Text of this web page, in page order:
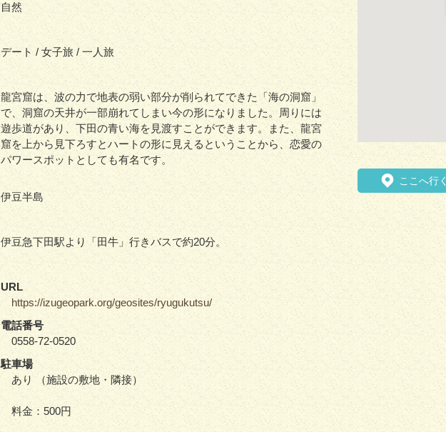
自然
デート / 女子旅 / 一人旅
龍宮窟は、波の力で地表の弱い部分が削られてできた「海の洞窟」
で、洞窟の天井が一部崩れてしまい今の形になりました。周りには
遊歩道があり、下田の青い海を見渡すことができます。また、龍宮
窟を上から見下ろすとハートの形に見えるということから、恋愛の
パワースポットとしても有名です。
伊豆半島
伊豆急下田駅より「田牛」行きバスで約20分。
URL
https://izugeopark.org/geosites/ryugukutsu/
電話番号
0558-72-0520
駐車場
あり （施設の敷地・隣接）
料金：500円
ここへ行